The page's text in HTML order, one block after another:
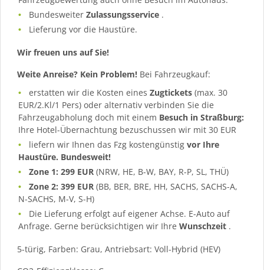
BundesweiterZulassungsservice .
Lieferung vor die Haustüre.
Wir freuen uns auf Sie!
Weite Anreise? Kein Problem! Bei Fahrzeugkauf:
erstatten wir die Kosten einesZugtickets (max. 30
EUR/2.Kl/1 Pers) oder alternativ verbinden Sie die
Fahrzeugabholung doch mit einem Besuch in Straßburg:
Ihre Hotel-Übernachtung bezuschussen wir mit 30 EUR
liefern wir Ihnen das Fzg kostengünstigvor Ihre
Haustüre. Bundesweit!
Zone 1: 299 EUR (NRW, HE, B-W, BAY, R-P, SL, THÜ)
Zone 2: 399 EUR (BB, BER, BRE, HH, SACHS, SACHS-A,
N-SACHS, M-V, S-H)
Die Lieferung erfolgt auf eigener Achse. E-Auto auf
Anfrage. Gerne berücksichtigen wir Ihre Wunschzeit .
5-türig, Farben: Grau, Antriebsart: Voll-Hybrid (HEV)